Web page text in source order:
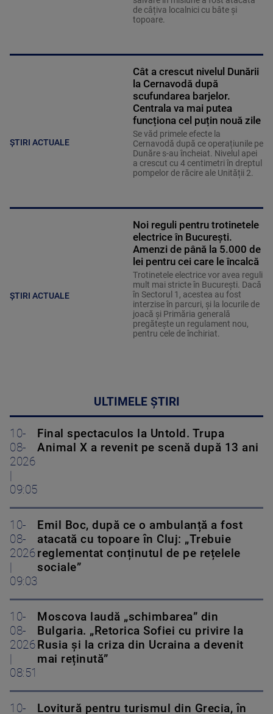
de câțiva localnici cu bâte și
topoare.
ȘTIRI ACTUALE
Cât a crescut nivelul Dunării
la Cernavodă după
scufundarea barjelor.
Centrala va mai putea
funcționa cel puțin nouă zile
Se văd primele efecte la
Cernavodă după ce operațiunile pe
Dunăre s-au încheiat. Nivelul apei
a crescut cu 4 centimetri în dreptul
pompelor de răcire ale Unității 2.
ȘTIRI ACTUALE
Noi reguli pentru trotinetele
electrice în București.
Amenzi de până la 5.000 de
lei pentru cei care le încalcă
Trotinetele electrice vor avea reguli
mult mai stricte în București. Dacă
în Sectorul 1, acestea au fost
interzise în parcuri, și la locurile de
joacă și Primăria generală
pregătește un regulament nou,
pentru cele de închiriat.
ULTIMELE ȘTIRI
10-
08-
2026
09:05
Final spectaculos la Untold. Trupa
Animal X a revenit pe scenă după 13 ani
10-
08-
2026
09:03
Emil Boc, după ce o ambulanță a fost
atacată cu topoare în Cluj: „Trebuie
reglementat conținutul de pe rețelele
sociale”
10-
08-
2026
08:51
Moscova laudă „schimbarea” din
Bulgaria. „Retorica Sofiei cu privire la
Rusia și la criza din Ucraina a devenit
mai reținută”
10-
Lovitură pentru turismul din Grecia, în